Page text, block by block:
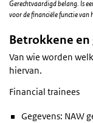
Gerechtvaardigd belang. Is
voor de financiële functie van
Betrokkene en
Van wie worden
hiervan.
Financial trainees
Gegevens: NAW